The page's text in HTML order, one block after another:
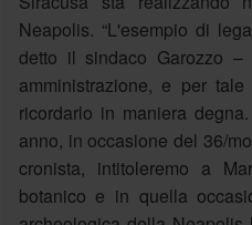
Neapolis. “L'esempio di
detto il sindaco Garozzo
amministrazione, e per
ricordarlo in maniera
anno, in occasione del 36/
cronista, intitoleremo a
botanico e in quella